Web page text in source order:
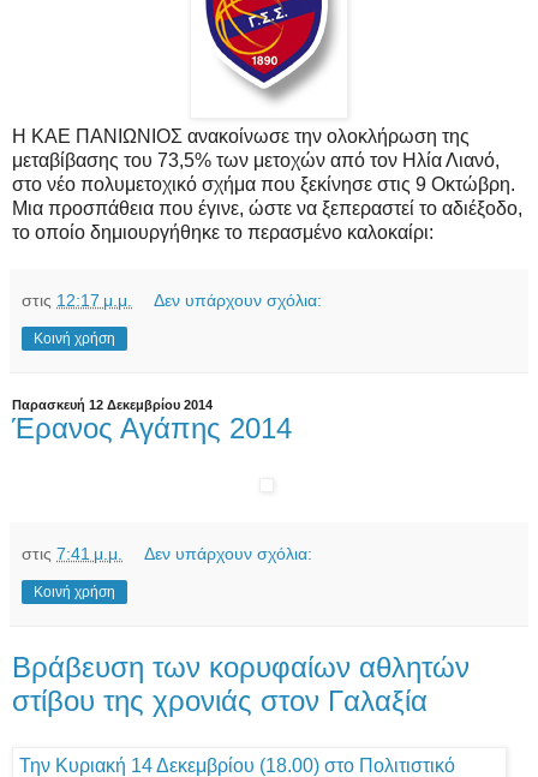
Η ΚΑΕ ΠΑΝΙΩΝΙΟΣ ανακοίνωσε την ολοκλήρωση της
μεταβίβασης του 73,5% των μετοχών από τον Ηλία Λιανό,
στο νέο πολυμετοχικό σχήμα που ξεκίνησε στις 9 Οκτώβρη.
Μια προσπάθεια που έγινε, ώστε να ξεπεραστεί το αδιέξοδο,
το οποίο δημιουργήθηκε το περασμένο καλοκαίρι:
στις 12:17 μ.μ. Δεν υπάρχουν σχόλια:
Κοινή χρήση
Παρασκευή 12 Δεκεμβρίου 2014
Έρανος Αγάπης 2014
στις 7:41 μ.μ. Δεν υπάρχουν σχόλια:
Κοινή χρήση
Βράβευση των κορυφαίων αθλητών
στίβου της χρονιάς στον Γαλαξία
Την Κυριακή 14 Δεκεμβρίου (18.00) στο Πολιτιστικό